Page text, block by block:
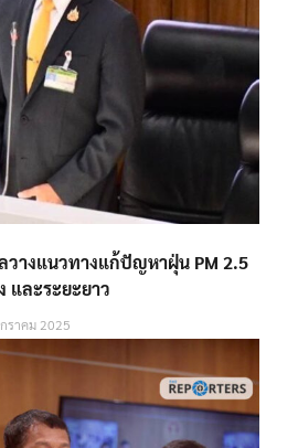
วางแนวทางแก้ปัญหาฝุ่น PM 2.5
และระยะยาว
ราคม 2025